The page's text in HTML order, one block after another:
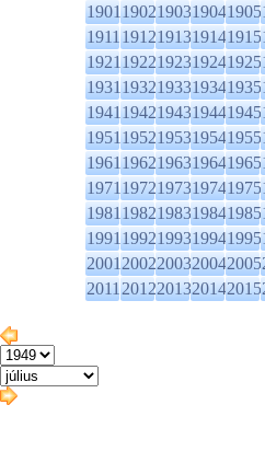
19011902190319041905
19111912191319141915
19211922192319241925
19311932193319341935
19411942194319441945
19511952195319541955
19611962196319641965
19711972197319741975
19811982198319841985
19911992199319941995
20012002200320042005
20112012201320142015